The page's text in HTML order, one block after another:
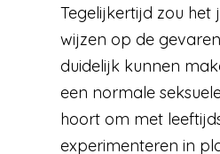
Tegelijkertijd zou het
wijzen op de
duidelijk kunnen
een normale
hoort om met
experimenteren in